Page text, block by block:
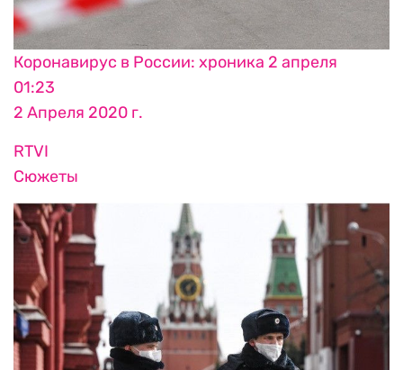
Коронавирус в России: хроника 2 апреля
01:23
2 Апреля 2020 г.
RTVI
Сюжеты